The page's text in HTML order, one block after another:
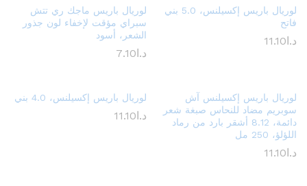
لوريال باريس إكسيلنس، 5.0 بني
فاتح
د.ا 11.10
لوريال باريس ماجك ري تتش
سبراي مؤقت لإخفاء لون جذور
الشعر، أسود
د.ا 7.10
لوريال باريس إكسيلنس آش
سوبريم مضاد للنحاس صبغة شعر
دائمة، 8.12 أشقر بارد من رماد
اللؤلؤ، 250 مل
د.ا 11.10
لوريال باريس إكسيلنس، 4.0 بني
د.ا 11.10